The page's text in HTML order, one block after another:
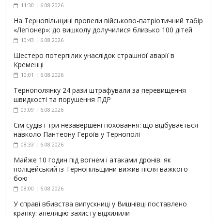
11:30 | 6.08.2026
На Тернопільщині провели військово-патріотичний табір
«Легіонер»: до вишколу долучилися близько 100 дітей
10:43 | 6.08.2026
Шестеро потерпілих унаслідок страшної аварії в
Кременці
10:01 | 6.08.2026
Тернополянку 24 рази штрафували за перевищення
швидкості та порушення ПДР
09:09 | 6.08.2026
Сім судів і три незавершені поховання: що відбувається
навколо Пантеону Героїв у Тернополі
08:33 | 6.08.2026
Майже 10 годин під вогнем і атаками дронів: як
поліцейський із Тернопільщини вижив після важкого
бою
08:00 | 6.08.2026
У справі вбивства випускниці у Вишнівці поставлено
крапку: апеляцію захисту відхилили